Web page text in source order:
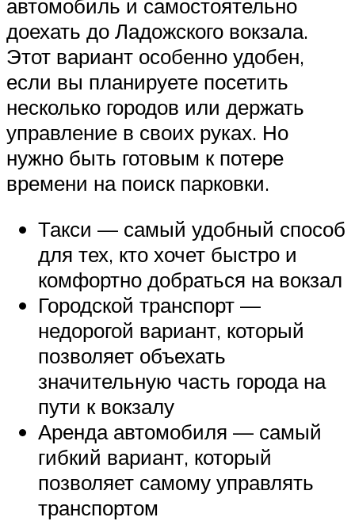
автомобиль и самостоятельно
доехать до Ладожского вокзала.
Этот вариант особенно удобен,
если вы планируете посетить
несколько городов или держать
управление в своих руках. Но
нужно быть готовым к потере
времени на поиск парковки.
Такси — самый удобный способ
для тех, кто хочет быстро и
комфортно добраться на вокзал
Городской транспорт —
недорогой вариант, который
позволяет объехать
значительную часть города на
пути к вокзалу
Аренда автомобиля — самый
гибкий вариант, который
позволяет самому управлять
транспортом